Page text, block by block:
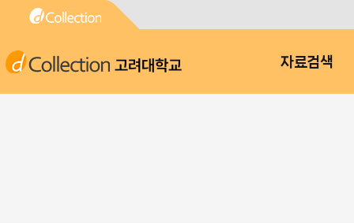
고려대학교 자료검색